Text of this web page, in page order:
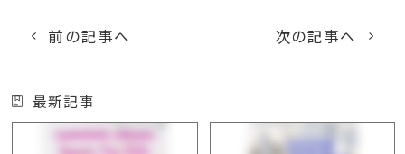
前の記事へ 次の記事へ
最新記事